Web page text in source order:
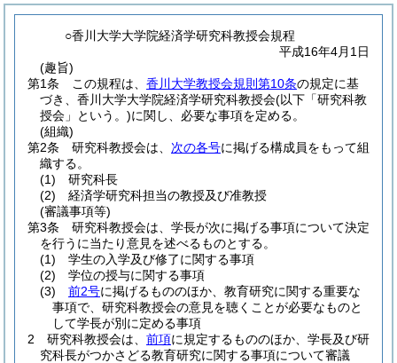
○香川大学大学院経済学研究科教授会規程
平成16年4月1日
(趣旨)
第1条
この規程は、 香川大学教授会規則第10条の規定に基
づき、香川大学大学院経済学研究科教授会(以下「研究科教
授会」という。)に関し、必要な事項を定める。
(組織)
第2条
研究科教授会は、 次の各号に掲げる構成員をもって組
織する。
(1)
研究科長
(2)
経済学研究科担当の教授及び准教授
(審議事項等)
第3条
研究科教授会は、学長が次に掲げる事項について決定
を行うに当たり意見を述べるものとする。
(1)
学生の入学及び修了に関する事項
(2)
学位の授与に関する事項
(3)
前2号に掲げるもののほか、教育研究に関する重要な
事項で、研究科教授会の意見を聴くことが必要なものと
して学長が別に定める事項
2
研究科教授会は、 前項に規定するもののほか、学長及び研
究科長がつかさどる教育研究に関する事項について審議